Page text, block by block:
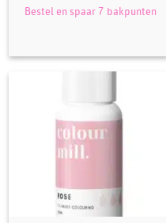
Bestel en spaar 7 bakpunten